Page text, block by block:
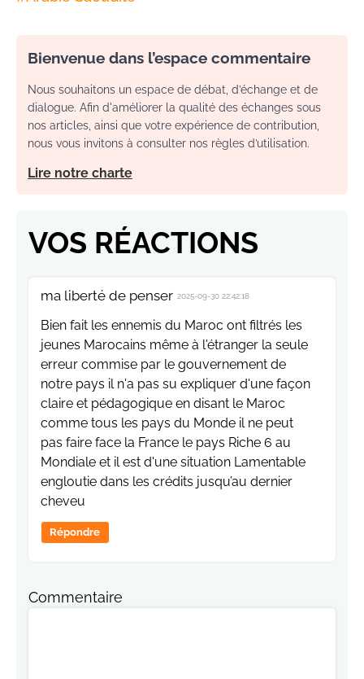
Bienvenue dans l’espace commentaire
Nous souhaitons un espace de débat, d’échange et de
dialogue. Afin d'améliorer la qualité des échanges sous
nos articles, ainsi que votre expérience de contribution,
nous vous invitons à consulter nos règles d’utilisation.
Lire notre charte
VOS RÉACTIONS
ma liberté de penser 2025-09-30 22:42:18
Bien fait les ennemis du Maroc ont filtrés les
jeunes Marocains même à l'étranger la seule
erreur commise par le gouvernement de
notre pays il n'a pas su expliquer d'une façon
claire et pédagogique en disant le Maroc
comme tous les pays du Monde il ne peut
pas faire face la France le pays Riche 6 au
Mondiale et il est d'une situation Lamentable
engloutie dans les crédits jusqu’au dernier
cheveu
Répondre
Commentaire